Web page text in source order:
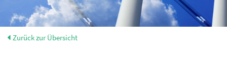
Zurück zur Übersicht